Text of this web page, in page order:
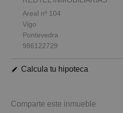
Areal nº 104
Vigo
Pontevedra
986122729
Calcula tu hipoteca
Comparte este inmueble